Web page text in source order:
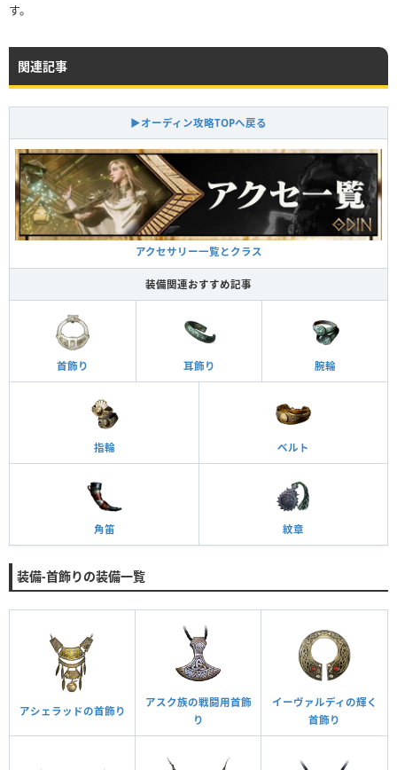
す。
関連記事
▶オーディン攻略TOPへ戻る
アクセサリー一覧とクラス
装備関連おすすめ記事
首飾り 耳飾り 腕輪
指輪 ベルト
角笛 紋章
装備-首飾りの装備一覧
アシェラッドの首飾り
アスク族の戦闘用首飾
り
イーヴァルディの輝く
首飾り